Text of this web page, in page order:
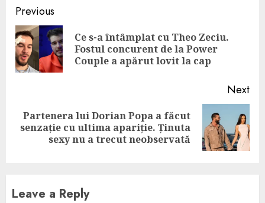
Continue
Reading
Previous
Ce s-a întâmplat cu Theo Zeciu.
Fostul concurent de la Power
Couple a apărut lovit la cap
Next
Next
Partenera lui Dorian Popa a făcut
senzație cu ultima apariție. Ținuta
sexy nu a trecut neobservată
Leave a Reply